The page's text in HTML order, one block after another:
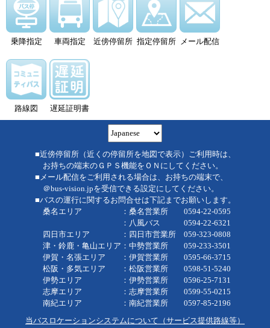
乗降指定 車両指定 近傍停留所 指定停留所 メール配信
路線図 遅延証明書
■近傍停留所（近くの停留所を地図で表示）ご利用時は、
お持ちの端末のＧＰＳ機能をＯＮにしてください。
■メール配信をご利用される場合は、お持ちの端末で、
＠bus-vision.jpを受信できる設定にしてください。
■バスの運行に関するお問合せは下記までお願いします。
桑名エリア ：桑名営業所 0594-22-0595
：八風バス 0594-22-6321
四日市エリア ：四日市営業所 059-323-0808
津・鈴鹿・亀山エリア：中勢営業所 059-233-3501
伊賀・名張エリア ：伊賀営業所 0595-66-3715
松阪・多気エリア ：松阪営業所 0598-51-5240
伊勢エリア ：伊勢営業所 0596-25-7131
志摩エリア ：志摩営業所 0599-55-0215
南紀エリア ：南紀営業所 0597-85-2196
当バスロケーションシステムについて（サービス提供路線等）